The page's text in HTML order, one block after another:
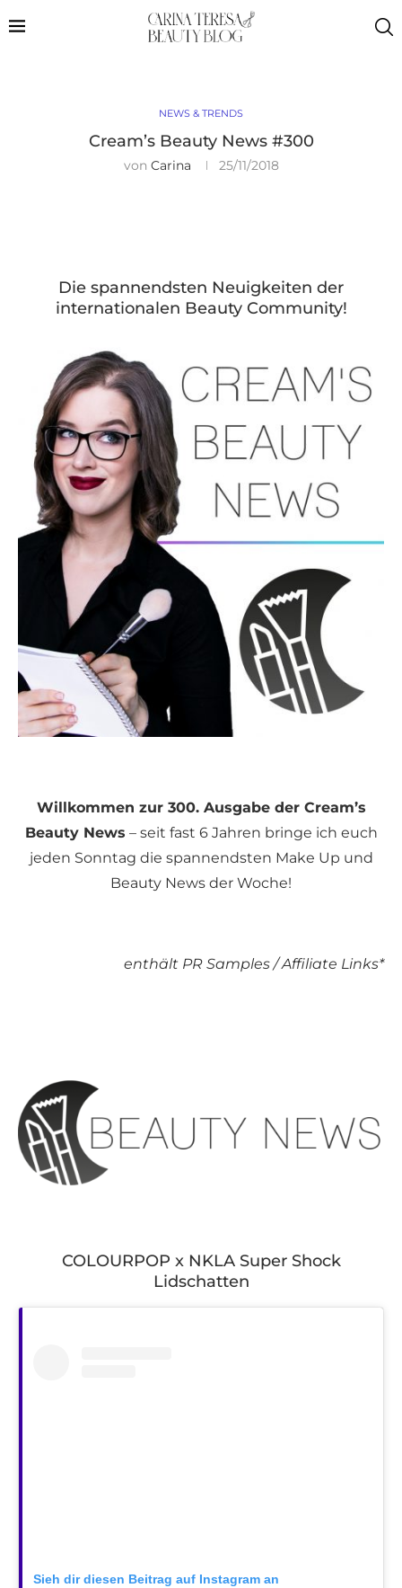
NEWS & TRENDS
Cream’s Beauty News #300
von Carina 25/11/2018
Die spannendsten Neuigkeiten der
internationalen Beauty Community!
Willkommen zur 300. Ausgabe der Cream’s
Beauty News – seit fast 6 Jahren bringe ich euch
jeden Sonntag die spannendsten Make Up und
Beauty News der Woche!
enthält PR Samples / Affiliate Links*
COLOURPOP x NKLA Super Shock
Lidschatten
Sieh dir diesen Beitrag auf Instagram an